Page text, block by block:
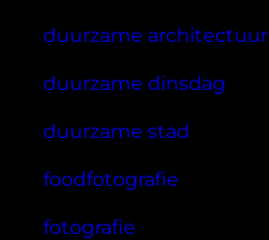
duurzame architectuur
duurzame dinsdag
duurzame stad
foodfotografie
fotografie